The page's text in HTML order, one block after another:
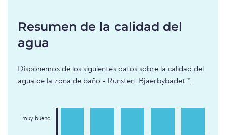
Resumen de la calidad del
agua
Disponemos de los siguientes datos sobre la calidad del
agua de la zona de baño - Runsten, Bjaerbybadet *.
muy bueno